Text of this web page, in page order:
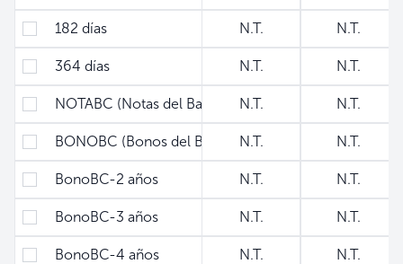
182 días
364 días
NOTABC (Notas del Banco Central)
BONOBC (Bonos del Banco Central)
BonoBC-2 años
BonoBC-3 años
BonoBC-4 años
N.T. N.T.
N.T. N.T.
N.T. N.T.
N.T. N.T.
N.T. N.T.
N.T. N.T.
N.T. N.T.